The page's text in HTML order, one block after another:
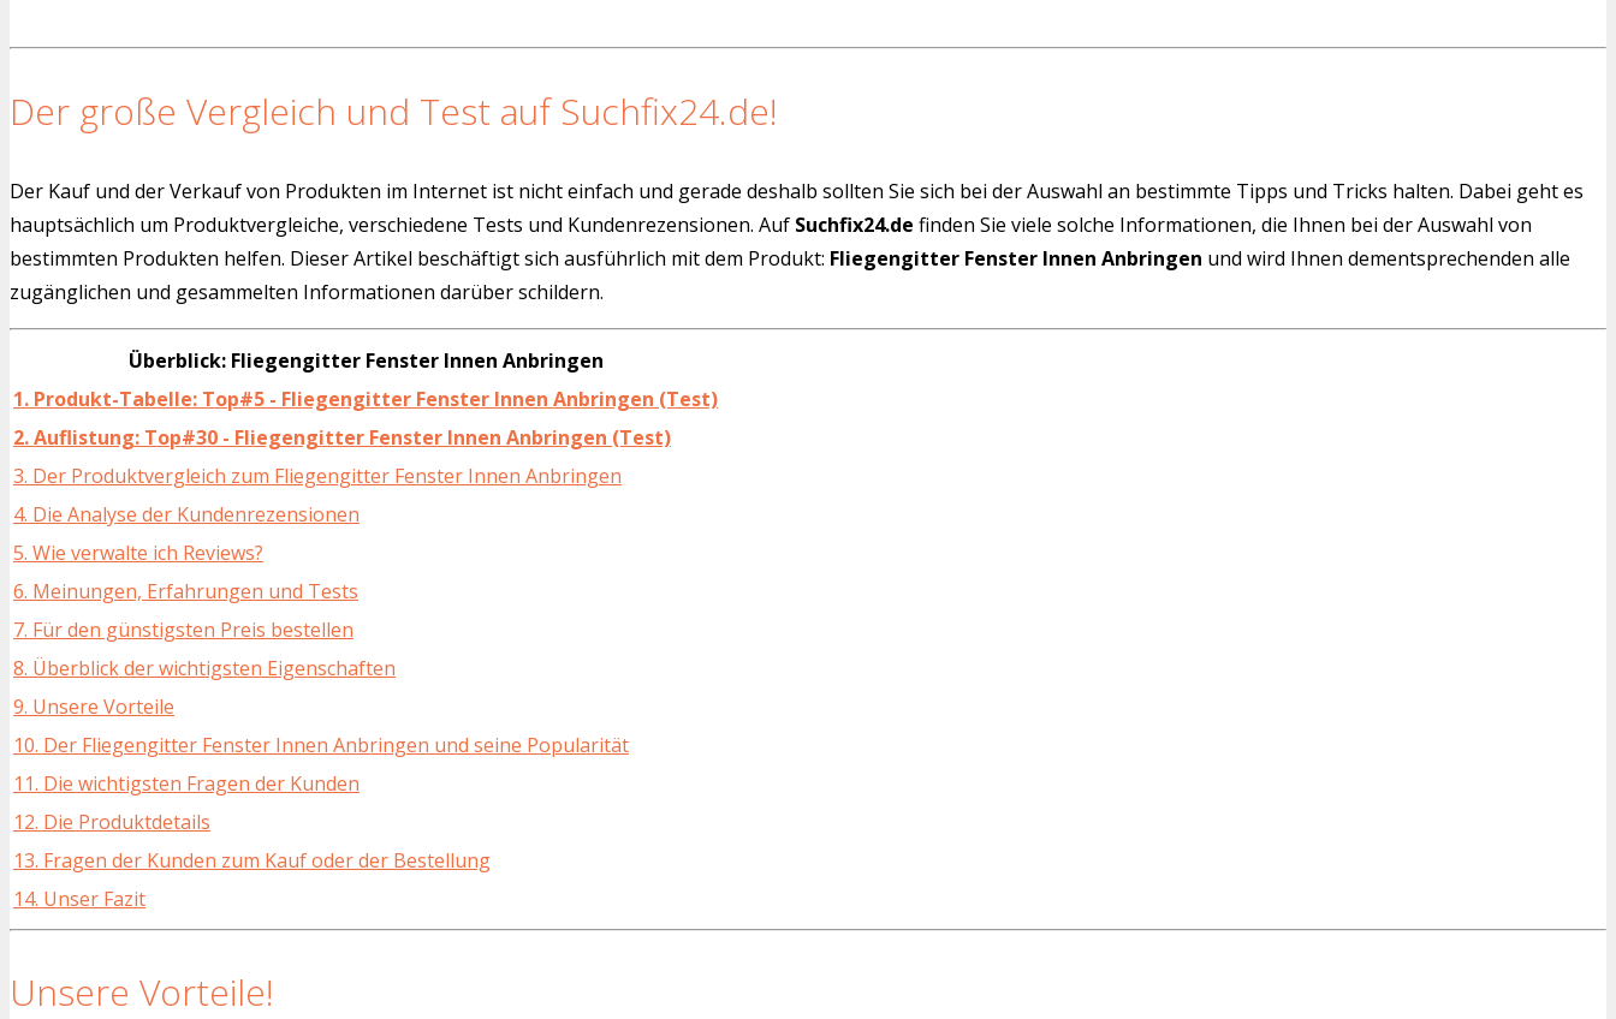
Der große Vergleich und Test auf Suchfix24.de!
Der Kauf und der Verkauf von Produkten im Internet ist nicht einfach und gerade deshalb sollten Sie sich bei der Auswahl an bestimmte Tipps und Tricks halten. Dabei geht es
hauptsächlich um Produktvergleiche, verschiedene Tests und Kundenrezensionen. Auf Suchfix24.de finden Sie viele solche Informationen, die Ihnen bei der Auswahl von
bestimmten Produkten helfen. Dieser Artikel beschäftigt sich ausführlich mit dem Produkt: Fliegengitter Fenster Innen Anbringen und wird Ihnen dementsprechenden alle
zugänglichen und gesammelten Informationen darüber schildern.
Überblick: Fliegengitter Fenster Innen Anbringen
1. Produkt-Tabelle: Top#5 - Fliegengitter Fenster Innen Anbringen (Test)
2. Auflistung: Top#30 - Fliegengitter Fenster Innen Anbringen (Test)
3. Der Produktvergleich zum Fliegengitter Fenster Innen Anbringen
4. Die Analyse der Kundenrezensionen
5. Wie verwalte ich Reviews?
6. Meinungen, Erfahrungen und Tests
7. Für den günstigsten Preis bestellen
8. Überblick der wichtigsten Eigenschaften
9. Unsere Vorteile
10. Der Fliegengitter Fenster Innen Anbringen und seine Popularität
11. Die wichtigsten Fragen der Kunden
12. Die Produktdetails
13. Fragen der Kunden zum Kauf oder der Bestellung
14. Unser Fazit
Unsere Vorteile!